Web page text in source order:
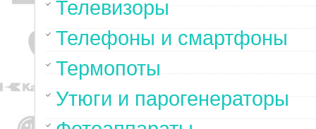
Телевизоры
Телефоны и смартфоны
Термопоты
Утюги и парогенераторы